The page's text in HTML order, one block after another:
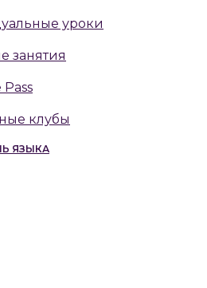
уроки
занятия
клубы
ЯЗЫКА